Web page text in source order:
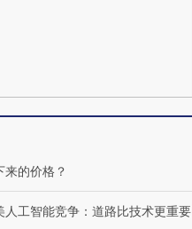
来的价格？
人工智能竞争：道路比技术更重要